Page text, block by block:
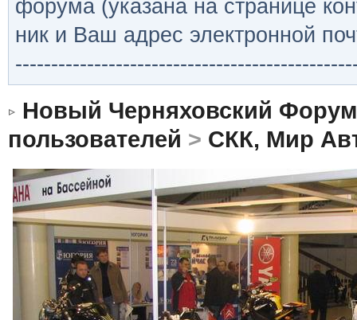
форума (указана на странице
ник и Ваш адрес электронной
Новый Черняховский Форум
пользователей > СКК, Мир